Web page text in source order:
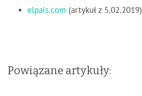
elpais.com (artykuł z 5.02.2019)
Powiązane artykuły: